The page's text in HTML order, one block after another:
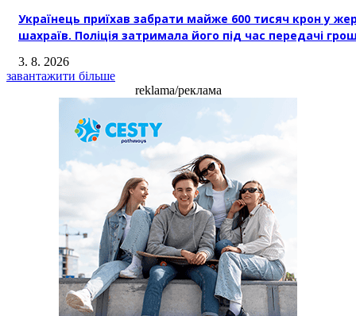
Українець приїхав забрати майже 600 тисяч крон у
шахраїв. Поліція затримала його під час передачі
3. 8. 2026
завантажити більше
reklama/реклама